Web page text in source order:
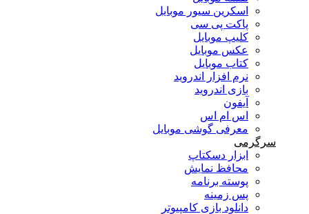
اسکرین سیور موبایل
پاکت پی سی
کلیپ موبایل
عکس موبایل
کتاب موبایل
نرم افزار اندروید
بازی اندروید
آیفون
اس ام اس
معرفی گوشی موبایل
سرگرمی
ابزار دسکتاپ
محافظ نمایش
پوسته برنامه
پس زمینه
دانلود بازی کامپیوتر